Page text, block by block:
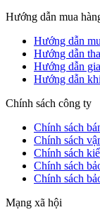
Hướng dẫn mua
Hướng dẫn
Hướng dẫn
Hướng dẫn
Hướng dẫn
Chính sách công ty
Chính sách
Chính sách
Chính sách
Chính sách
Chính sách
Mạng xã hội